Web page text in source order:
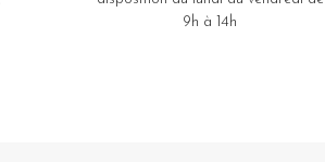
9h à 14h